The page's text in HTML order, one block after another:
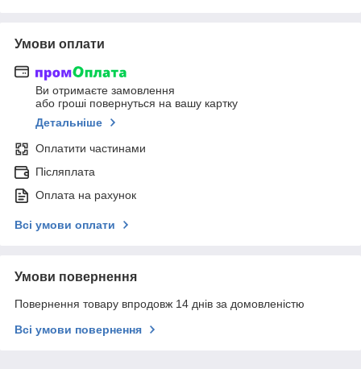
Умови оплати
Ви отримаєте замовлення
або гроші повернуться на вашу картку
Детальніше
Оплатити частинами
Післяплата
Оплата на рахунок
Всі умови оплати
Умови повернення
Повернення товару впродовж 14 днів за домовленістю
Всі умови повернення